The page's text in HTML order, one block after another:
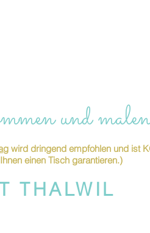
THALWIL
und
wird dringend empfohlen und ist
einen Tisch garantieren.)